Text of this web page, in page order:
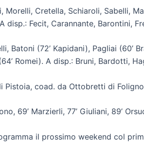
Morelli, Cretella, Schiaroli, Sabelli,
disp.: Fecit, Carannante, Barontini,
Batoni (72’ Kapidani), Pagliai (60’
Romei). A disp.: Bruni, Bardotti,
Pistoia, coad. da Ottobretti di
69’ Marzierli, 77’ Giuliani, 89’
il prossimo weekend col